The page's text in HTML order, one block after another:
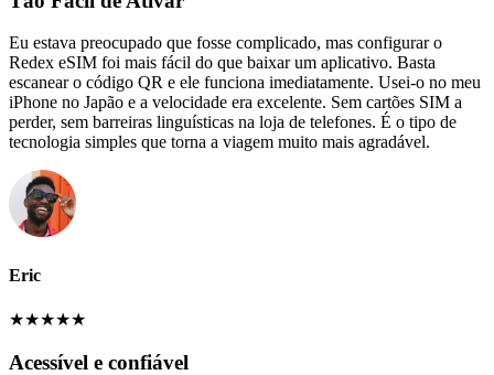
Eu estava preocupado que fosse complicado, mas configurar o
Redex eSIM foi mais fácil do que baixar um aplicativo. Basta
escanear o código QR e ele funciona imediatamente. Usei-o no meu
iPhone no Japão e a velocidade era excelente. Sem cartões SIM a
perder, sem barreiras linguísticas na loja de telefones. É o tipo de
tecnologia simples que torna a viagem muito mais agradável.
Eric
★★★★★
Acessível e confiável